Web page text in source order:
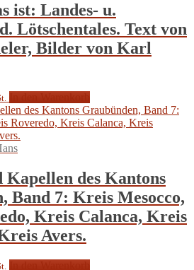
ist: Landes- u.
Lötschentales. Text von
Bilder von Karl
des Kantons
Band 7: Kreis Mesocco,
Kreis Calanca, Kreis
Avers.